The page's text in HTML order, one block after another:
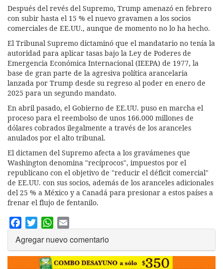
Después del revés del Supremo, Trump amenazó en febrero
con subir hasta el 15 % el nuevo gravamen a los socios
comerciales de EE.UU., aunque de momento no lo ha hecho.
El Tribunal Supremo dictaminó que el mandatario no tenía la
autoridad para aplicar tasas bajo la Ley de Poderes de
Emergencia Económica Internacional (IEEPA) de 1977, la
base de gran parte de la agresiva política arancelaria
lanzada por Trump desde su regreso al poder en enero de
2025 para un segundo mandato.
En abril pasado, el Gobierno de EE.UU. puso en marcha el
proceso para el reembolso de unos 166.000 millones de
dólares cobrados ilegalmente a través de los aranceles
anulados por el alto tribunal.
El dictamen del Supremo afecta a los gravámenes que
Washington denomina "recíprocos", impuestos por el
republicano con el objetivo de "reducir el déficit comercial"
de EE.UU. con sus socios, además de los aranceles adicionales
del 25 % a México y a Canadá para presionar a estos países a
frenar el flujo de fentanilo.
Facebook
TwitterWhatsApp
Agregar nuevo comentario